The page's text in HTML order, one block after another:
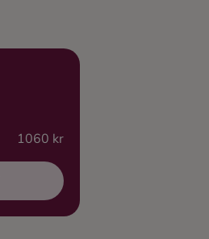
1060 kr